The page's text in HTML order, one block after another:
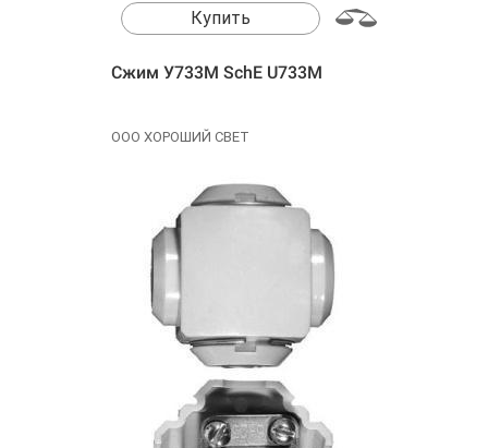
Купить
Сжим У733М SchE U733M
ООО ХОРОШИЙ СВЕТ